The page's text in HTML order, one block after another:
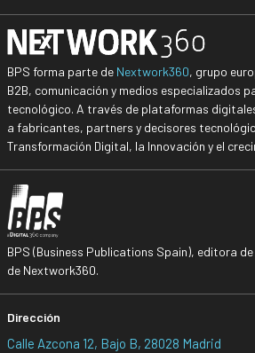
BPS forma parte de Nextwork360, grupo
B2B, comunicación y medios especializados
tecnológico. A través de plataformas
a fabricantes, partners y decisores
Transformación Digital, la Innovación y el
BPS (Business Publications Spain), editora
de Nextwork360.
Dirección
Calle Azcona 12, Bajo B, 28028 Madrid